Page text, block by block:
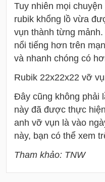
Tuy nhiên mọi
rubik khổng lồ vừa
vụn thành từng
nổi tiếng hơn trên
và nhanh chóng có
Rubik 22x22x22 vỡ
Đây cũng không phải
này đã được thực
anh vỡ vụn là vào
này, bạn có thể xem
Tham khảo: TNW